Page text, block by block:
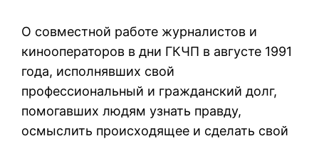
О совместной работе журналистов и
кинооператоров в дни ГКЧП в августе 1991
года, исполнявших свой
профессиональный и гражданский долг,
помогавших людям узнать правду,
осмыслить происходящее и сделать свой